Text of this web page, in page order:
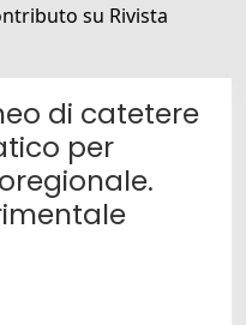
su Rivista
di catetere
per